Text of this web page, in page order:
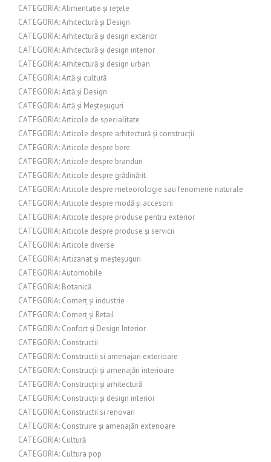
CATEGORIA: Alimentație și rețete
CATEGORIA: Arhitectură și Design
CATEGORIA: Arhitectură și design exterior
CATEGORIA: Arhitectură și design interior
CATEGORIA: Arhitectură și design urban
CATEGORIA: Artă și cultură
CATEGORIA: Artă și Design
CATEGORIA: Artă și Meșteșuguri
CATEGORIA: Articole de specialitate
CATEGORIA: Articole despre arhitectură și construcții
CATEGORIA: Articole despre bere
CATEGORIA: Articole despre branduri
CATEGORIA: Articole despre grădinărit
CATEGORIA: Articole despre meteorologie sau fenomene naturale
CATEGORIA: Articole despre modă și accesorii
CATEGORIA: Articole despre produse pentru exterior
CATEGORIA: Articole despre produse și servicii
CATEGORIA: Articole diverse
CATEGORIA: Artizanat și meșteșuguri
CATEGORIA: Automobile
CATEGORIA: Botanică
CATEGORIA: Comerț și industrie
CATEGORIA: Comerț și Retail
CATEGORIA: Confort și Design Interior
CATEGORIA: Constructii
CATEGORIA: Constructii si amenajari exterioare
CATEGORIA: Construcții și amenajări interioare
CATEGORIA: Construcții și arhitectură
CATEGORIA: Construcții și design interior
CATEGORIA: Constructii si renovari
CATEGORIA: Construire și amenajări exterioare
CATEGORIA: Cultură
CATEGORIA: Cultura pop